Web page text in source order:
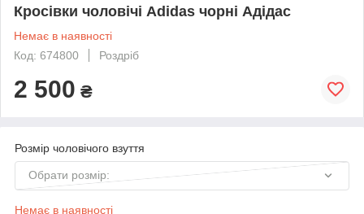
Кросівки чоловічі Adidas чорні Адідас
Немає в наявності
Код: 674800
Роздріб
2 500 ₴
Розмір чоловічого взуття
Обрати розмір:
Немає в наявності